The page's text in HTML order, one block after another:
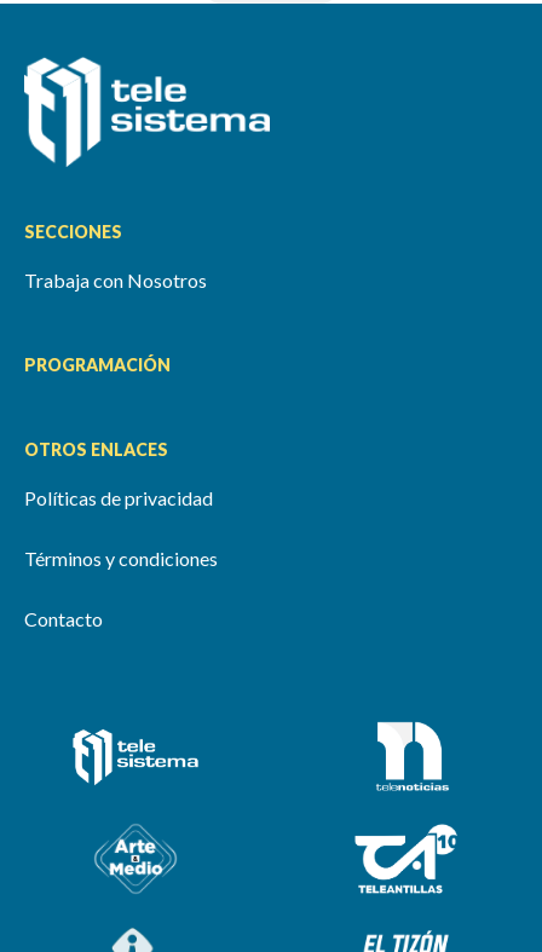
SECCIONES
Trabaja con Nosotros
PROGRAMACIÓN
OTROS ENLACES
Políticas de privacidad
Términos y condiciones
Contacto